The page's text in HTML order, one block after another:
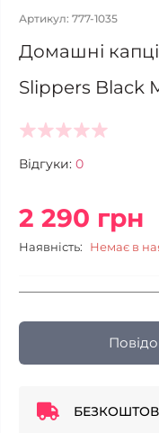
Артикул: 777-1035
Домашні
Slippers Black
Відгуки: 0
2 290 грн
Наявність: Немає в